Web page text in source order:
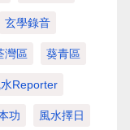
玄學錄音
灣區 葵青區
Reporter
功 風水擇日